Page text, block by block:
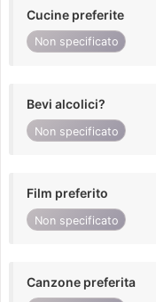
Cucine preferite
Non specificato
Bevi alcolici?
Non specificato
Film preferito
Non specificato
Canzone preferita